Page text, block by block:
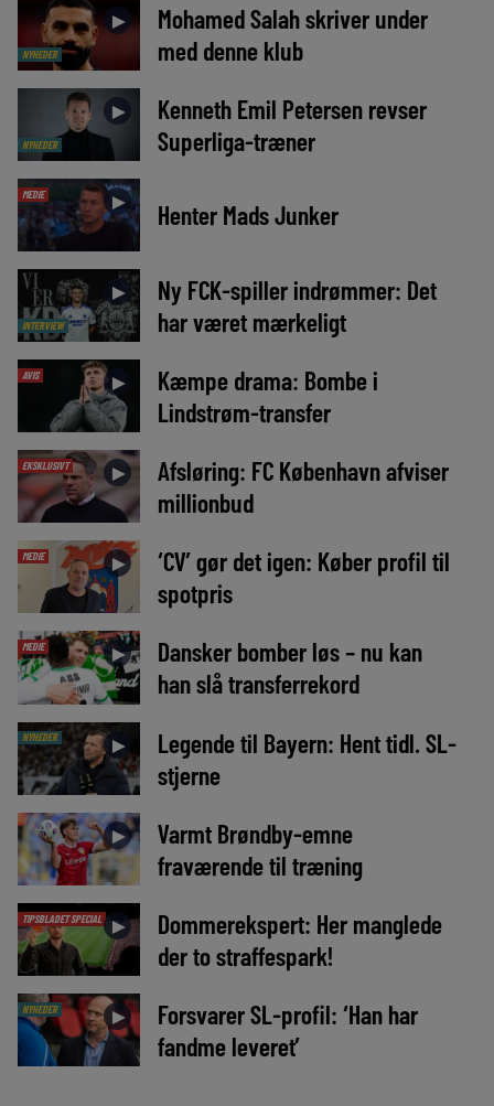
NYHEDER
►
Mohamed Salah skriver under
med denne klub
NYHEDER
►
Kenneth Emil Petersen revser
Superliga-træner
MEDIE ► Henter Mads Junker
INTERVIEW
►
Ny FCK-spiller indrømmer: Det
har været mærkeligt
AVIS ►
Kæmpe drama: Bombe i
Lindstrøm-transfer
EKSKLUSIVT ►
Afsløring: FC København afviser
millionbud
MEDIE ►
‘CV’ gør det igen: Køber profil til
spotpris
MEDIE ►
Dansker bomber løs – nu kan
han slå transferrekord
NYHEDER ►
Legende til Bayern: Hent tidl. SL-
stjerne
►
Varmt Brøndby-emne
fraværende til træning
TIPSBLADET SPECIAL ►
Dommerekspert: Her manglede
der to straffespark!
NYHEDER ►
Forsvarer SL-profil: ‘Han har
fandme leveret’